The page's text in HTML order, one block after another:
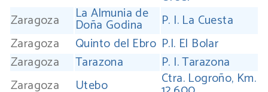
Zaragoza
La Almunia de
Doña Godina
P. I. La Cuesta
Zaragoza
Quinto del Ebro P.I. El Bolar
Zaragoza
Tarazona
P. I. Tarazona
Zaragoza
Utebo Ctra. Logroño, Km.